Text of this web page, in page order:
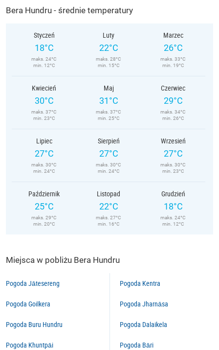
Bera Hundru - średnie temperatury
Styczeń
18°C
maks. 24°C
min. 12°C
Luty
22°C
maks. 28°C
min. 15°C
Marzec
26°C
maks. 33°C
min. 19°C
Kwiecień
30°C
maks. 37°C
min. 23°C
Maj
31°C
maks. 37°C
min. 25°C
Czerwiec
29°C
maks. 34°C
min. 26°C
Lipiec
27°C
maks. 30°C
min. 24°C
Sierpień
27°C
maks. 30°C
min. 24°C
Wrzesień
27°C
maks. 30°C
min. 23°C
Październik
25°C
maks. 29°C
min. 20°C
Listopad
22°C
maks. 27°C
min. 16°C
Grudzień
18°C
maks. 24°C
min. 12°C
Miejsca w pobliżu Bera Hundru
Pogoda Jātesereng
Pogoda Goilkera
Pogoda Buru Hundru
Pogoda Khuntpāi
Pogoda Kentra
Pogoda Jharnāsa
Pogoda Dalaikela
Pogoda Bāri